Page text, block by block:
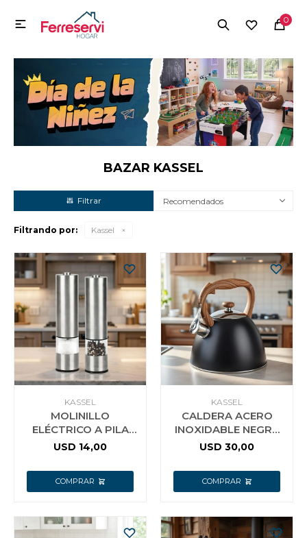
0

BAZAR KASSEL
Recomendados
Filtrando por: Kassel
KASSEL
MOLINILLO
ELÉCTRICO A PILA
PARA SAL O PIMIENTA
USD 14,00
KASSEL
CALDERA ACERO
INOXIDABLE NEGRA
3L
USD 30,00
MI CUENTA
Menú Herramientas y Construcción Electrodomésticos
Herramientas y Construcción
Electrodomésticos
Tecnología
Deportes
Camping
Jardín y Aire Libre
Mascotas
Bazar